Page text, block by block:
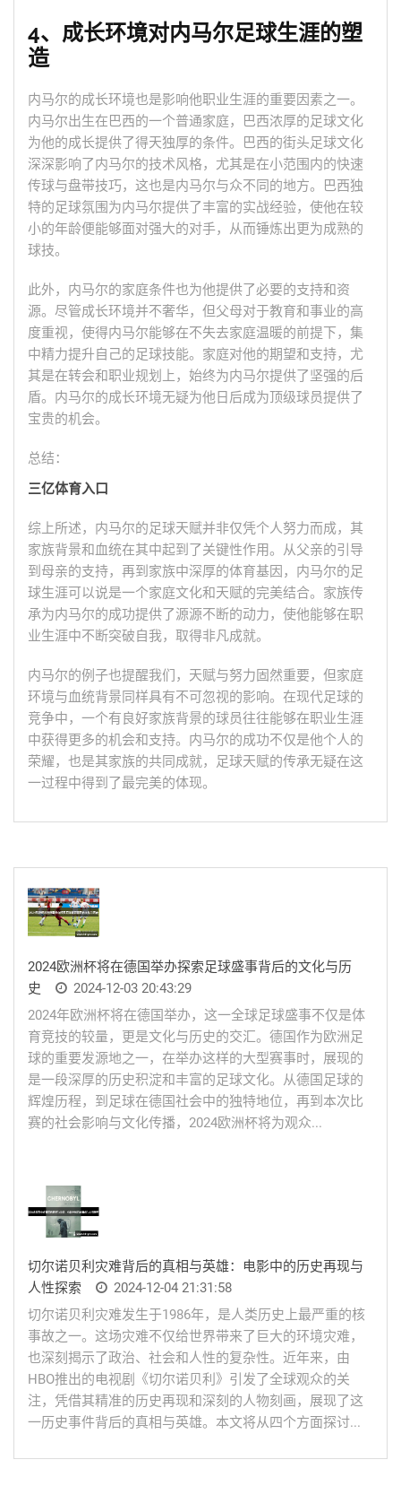
4、成长环境对内马尔足球生涯的塑
造
内马尔的成长环境也是影响他职业生涯的重要因素之一。
内马尔出生在巴西的一个普通家庭，巴西浓厚的足球文化
为他的成长提供了得天独厚的条件。巴西的街头足球文化
深深影响了内马尔的技术风格，尤其是在小范围内的快速
传球与盘带技巧，这也是内马尔与众不同的地方。巴西独
特的足球氛围为内马尔提供了丰富的实战经验，使他在较
小的年龄便能够面对强大的对手，从而锤炼出更为成熟的
球技。
此外，内马尔的家庭条件也为他提供了必要的支持和资
源。尽管成长环境并不奢华，但父母对于教育和事业的高
度重视，使得内马尔能够在不失去家庭温暖的前提下，集
中精力提升自己的足球技能。家庭对他的期望和支持，尤
其是在转会和职业规划上，始终为内马尔提供了坚强的后
盾。内马尔的成长环境无疑为他日后成为顶级球员提供了
宝贵的机会。
总结：
三亿体育入口
综上所述，内马尔的足球天赋并非仅凭个人努力而成，其
家族背景和血统在其中起到了关键性作用。从父亲的引导
到母亲的支持，再到家族中深厚的体育基因，内马尔的足
球生涯可以说是一个家庭文化和天赋的完美结合。家族传
承为内马尔的成功提供了源源不断的动力，使他能够在职
业生涯中不断突破自我，取得非凡成就。
内马尔的例子也提醒我们，天赋与努力固然重要，但家庭
环境与血统背景同样具有不可忽视的影响。在现代足球的
竞争中，一个有良好家族背景的球员往往能够在职业生涯
中获得更多的机会和支持。内马尔的成功不仅是他个人的
荣耀，也是其家族的共同成就，足球天赋的传承无疑在这
一过程中得到了最完美的体现。
2024欧洲杯将在德国举办探索足球盛事背后的文化与历
史
2024-12-03 20:43:29
2024年欧洲杯将在德国举办，这一全球足球盛事不仅是体
育竞技的较量，更是文化与历史的交汇。德国作为欧洲足
球的重要发源地之一，在举办这样的大型赛事时，展现的
是一段深厚的历史积淀和丰富的足球文化。从德国足球的
辉煌历程，到足球在德国社会中的独特地位，再到本次比
赛的社会影响与文化传播，2024欧洲杯将为观众...
切尔诺贝利灾难背后的真相与英雄：电影中的历史再现与
人性探索
2024-12-04 21:31:58
切尔诺贝利灾难发生于1986年，是人类历史上最严重的核
事故之一。这场灾难不仅给世界带来了巨大的环境灾难，
也深刻揭示了政治、社会和人性的复杂性。近年来，由
HBO推出的电视剧《切尔诺贝利》引发了全球观众的关
注，凭借其精准的历史再现和深刻的人物刻画，展现了这
一历史事件背后的真相与英雄。本文将从四个方面探讨...